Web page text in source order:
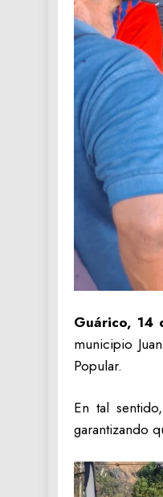
Guárico, 14
municipio
Popular.
En tal
garantizando